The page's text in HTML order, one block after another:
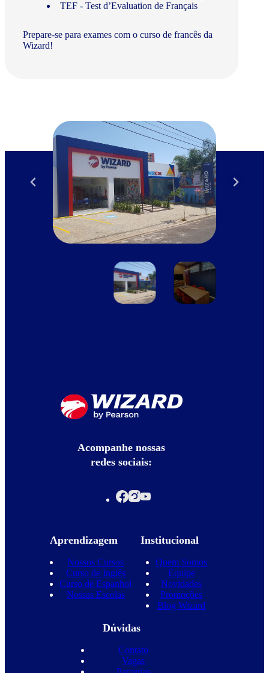
TEF - Test d’Evaluation de Français
Prepare-se para exames com o curso de francês da
Wizard!
Acompanhe nossas
redes sociais:
Aprendizagem
Nossos Cursos
Curso de Inglês
Curso de Espanhol
Nossas Escolas
Institucional
Quem Somos
Equipe
Novidades
Promoções
Blog Wizard
Dúvidas
Contato
Vagas